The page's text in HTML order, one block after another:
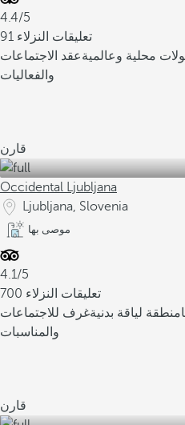
4.4/5
91 تعليقات النزلاء
محلية وعالميةعقد الاجتماعات
والفعاليات
قارن
Occidental Ljubljana
Ljubljana, Slovenia
موصى بها
4.1/5
700 تعليقات النزلاء
منطقة لياقة بدنيةغرف للاجتماعات
والمناسبات
قارن